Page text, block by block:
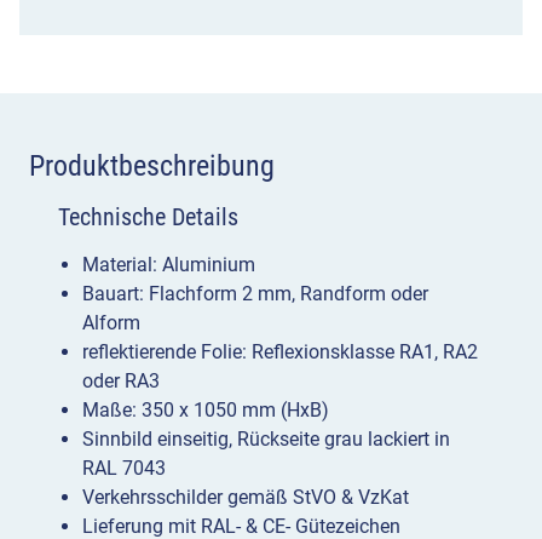
Produktbeschreibung
Technische Details
Material: Aluminium
Bauart: Flachform 2 mm, Randform oder
Alform
reflektierende Folie: Reflexionsklasse RA1, RA2
oder RA3
Maße: 350 x 1050 mm (HxB)
Sinnbild einseitig, Rückseite grau lackiert in
RAL 7043
Verkehrsschilder gemäß StVO & VzKat
Lieferung mit RAL- & CE- Gütezeichen